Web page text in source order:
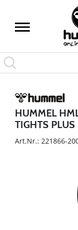
HUMMEL
TIGHTS PLUS
Art.Nr.: 221866-